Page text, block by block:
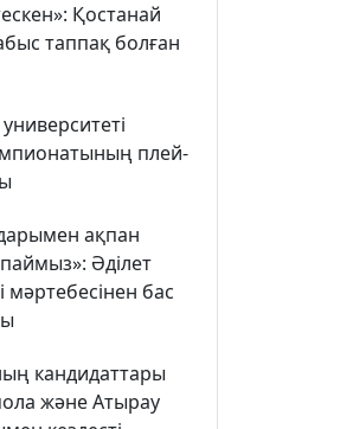
Қостанай
таппақ болған
плей-
ақпан
Әділет
бас
кандидаттары
және Атырау